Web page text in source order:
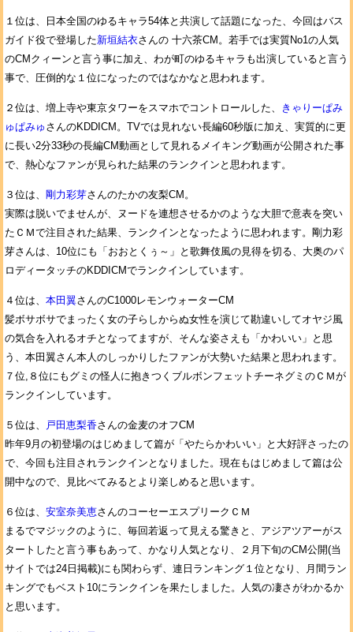
１位は、日本全国のゆるキャラ54体と共演して話題になった、今回はバス
ガイド役で登場した新垣結衣さんの 十六茶CM。若手では実質No1の人気
のCMクィーンと言う事に加え、わが町のゆるキャラも出演していると言う
事で、圧倒的な１位になったのではなかなと思われます。
２位は、増上寺や東京タワーをスマホでコントロールした、
きゃりーぱみ
ゅぱみゅ さんのKDDICM。TVでは見れない長編60秒版に加え、実質的に更
に長い2分33秒の長編CM動画として見れるメイキング動画が公開された事
で、熱心なファンが見られた結果のランクインと思われます。
３位は、 剛力彩芽さんのたかの友梨CM。
実際は脱いでませんが、ヌードを連想させるかのような大胆で意表を突い
たＣＭで注目された結果、ランクインとなったように思われます。剛力彩
芽さんは、10位にも「おおとくぅ～」と歌舞伎風の見得を切る、大奥のパ
ロディータッチのKDDICMでランクインしています。
４位は、 本田翼さんのC1000レモンウォーターCM
髪ボサボサでまったく女の子らしからぬ女性を演じて勘違いしてオヤジ風
の気合を入れるオチとなってますが、そんな姿さえも「かわいい」と思
う、本田翼さん本人のしっかりしたファンが大勢いた結果と思われます。
７位,８位にもグミの怪人に抱きつくブルボンフェットチーネグミのＣＭが
ランクインしています。
５位は、 戸田恵梨香さんの金麦のオフCM
昨年9月の初登場のはじめまして篇が「やたらかわいい」と大好評さったの
で、今回も注目されランクインとなりました。現在もはじめまして篇は公
開中なので、見比べてみるとより楽しめると思います。
６位は、 安室奈美恵さんのコーセーエスプリークＣＭ
まるでマジックのように、毎回若返って見える驚きと、アジアツアーがス
タートしたと言う事もあって、かなり人気となり、２月下旬のCM公開(当
サイトでは24日掲載)にも関わらず、連日ランキング１位となり、月間ラン
キングでもベスト10にランクインを果たしました。人気の凄さがわかるか
と思います。